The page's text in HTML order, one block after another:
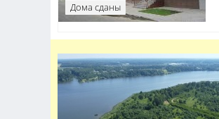
Дома сданы